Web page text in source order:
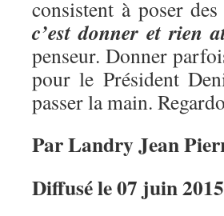
consistent à poser
c’est donner et rien
penseur. Donner
pour le Président
passer la main.
Par Landry Jean
Diffusé le 07 juin